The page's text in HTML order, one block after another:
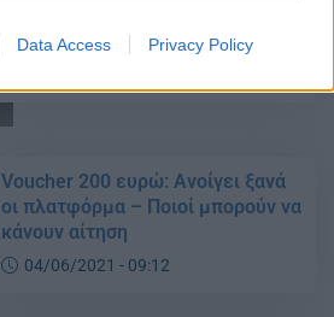
Data Access Privacy Policy
Voucher 200 ευρώ: ΝΕΕΣ αιτήσεις
Voucher 200 ευρώ: Ανοίγει ξανά
οι πλατφόρμα – Ποιοί μπορούν να
κάνουν αίτηση
04/06/2021 - 09:12